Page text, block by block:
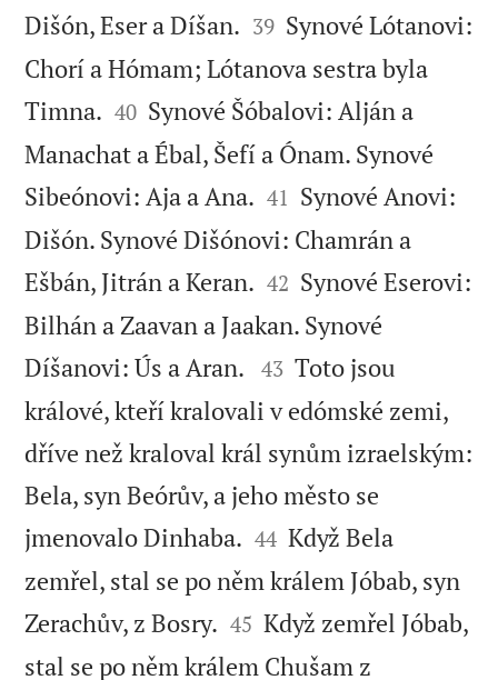
Dišón, Eser a Díšan. 

39 Synové Lótanovi:
Chorí a Hómam; Lótanova sestra byla
Timna. 

40 Synové Šóbalovi: Alján a
Manachat a Ébal, Šefí a Ónam. Synové
Sibeónovi: Aja a Ana. 

41 Synové Anovi:
Dišón. Synové Dišónovi: Chamrán a
Ešbán, Jitrán a Keran. 

42 Synové Eserovi:
Bilhán a Zaavan a Jaakan. Synové
Díšanovi: Ús a Aran. 

43 Toto jsou
králové, kteří kralovali v edómské zemi,
dříve než kraloval král synům izraelským:
Bela, syn Beórův, a jeho město se
jmenovalo Dinhaba. 

44 Když Bela
zemřel, stal se po něm králem Jóbab, syn
Zerachův, z Bosry. 

45 Když zemřel Jóbab,
stal se po něm králem Chušam z